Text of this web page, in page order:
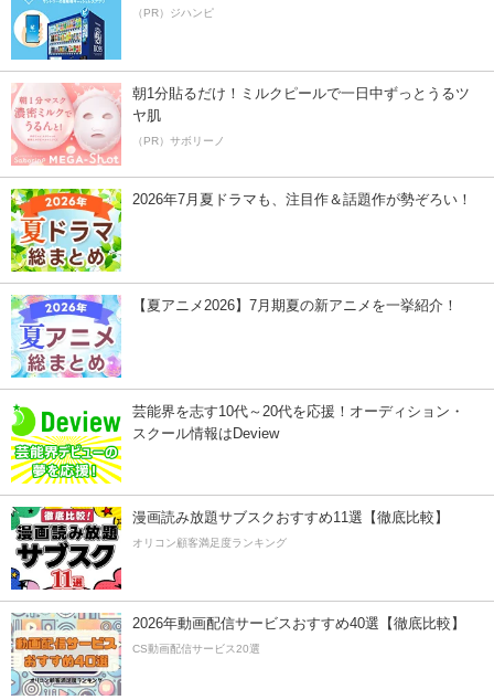
（PR）ジハンピ
朝1分貼るだけ！ミルクピールで一日中ずっとうるツ
ヤ肌
（PR）サボリーノ
2026年7月夏ドラマも、注目作＆話題作が勢ぞろい！
【夏アニメ2026】7月期夏の新アニメを一挙紹介！
芸能界を志す10代～20代を応援！オーディション・
スクール情報はDeview
漫画読み放題サブスクおすすめ11選【徹底比較】
オリコン顧客満足度ランキング
2026年動画配信サービスおすすめ40選【徹底比較】
CS動画配信サービス20選